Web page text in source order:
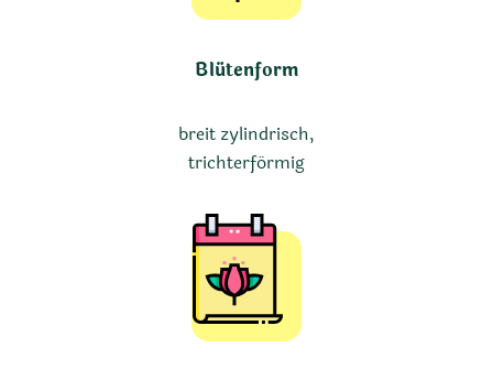
Blütenform
breit zylindrisch,
trichterförmig